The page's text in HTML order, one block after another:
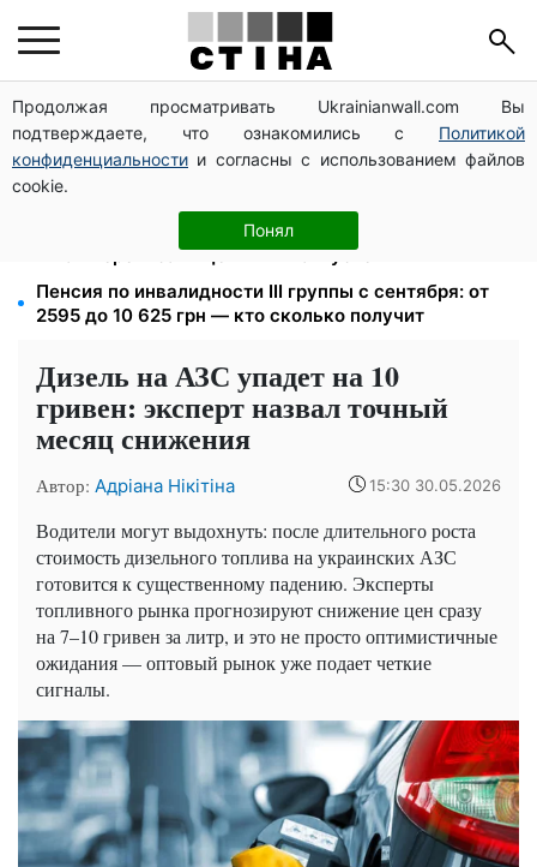
Продолжая просматривать Ukrainianwall.com Вы
подтверждаете, что ознакомились с Политикой
конфиденциальности и согласны с использованием файлов
cookie.
Понял
Зарплата 30 000 грн — пенсия 11 500 грн: ПФУ
объяснил формулу расчета выплат в 2026 году
Автобус №54 в Киеве восстановил движение по
собственному маршруту: курсируют с задержками
Яйца от 19,90 грн за десяток: АТБ, Сильпо, Varus и
Ашан переписали ценники в августе
Пенсия по инвалидности III группы с сентября: от
2595 до 10 625 грн — кто сколько получит
Дизель на АЗС упадет на 10
гривен: эксперт назвал точный
месяц снижения
Автор: Адріана Нікітіна 15:30 30.05.2026
Водители могут выдохнуть: после длительного роста
стоимость дизельного топлива на украинских АЗС
готовится к существенному падению. Эксперты
топливного рынка прогнозируют снижение цен сразу
на 7–10 гривен за литр, и это не просто оптимистичные
ожидания — оптовый рынок уже подает четкие
сигналы.